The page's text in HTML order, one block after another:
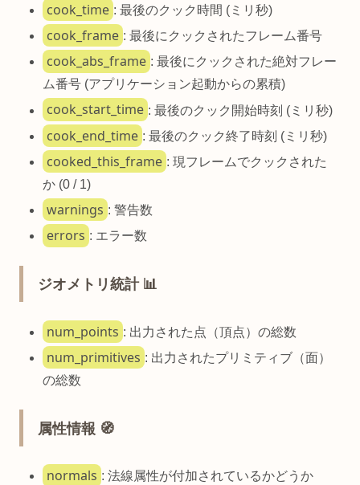
cook_time : 最後のクック時間 (ミリ秒)
cook_frame : 最後にクックされたフレーム番号
cook_abs_frame : 最後にクックされた絶対フレー
ム番号 (アプリケーション起動からの累積)
cook_start_time : 最後のクック開始時刻 (ミリ秒)
cook_end_time : 最後のクック終了時刻 (ミリ秒)
cooked_this_frame : 現フレームでクックされた
か (0 / 1)
warnings : 警告数
errors : エラー数
ジオメトリ統計 📊
num_points : 出力された点（頂点）の総数
num_primitives : 出力されたプリミティブ（面）
の総数
属性情報 🧭
normals : 法線属性が付加されているかどうか